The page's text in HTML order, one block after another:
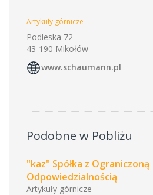
Artykuły górnicze
Podleska 72
43-190 Mikołów
www.schaumann.pl
Podobne w Pobliżu
"kaz" Spółka z Ograniczoną
Odpowiedzialnością
Artykuły górnicze